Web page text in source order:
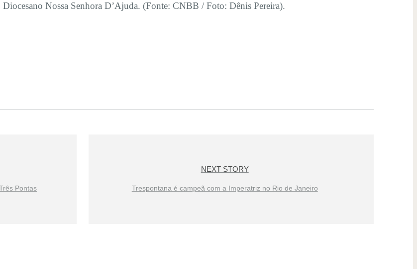
Nossa Senhora D’Ajuda. (Fonte: CNBB / Foto: Dênis Pereira).
Pontas
NEXT STORY
Trespontana é campeã com a Imperatriz no Rio de Janeiro